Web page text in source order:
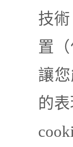
技
置
讓
的